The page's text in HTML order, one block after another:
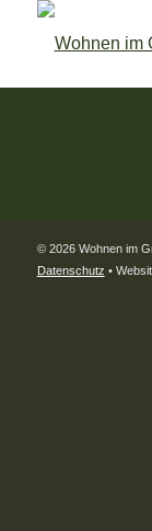
© 2026 Wohnen im
Datenschutz •